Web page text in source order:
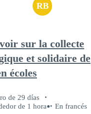
RB
sur la collecte
et solidaire de
écoles
de 29 días
de 1 hora
En francés